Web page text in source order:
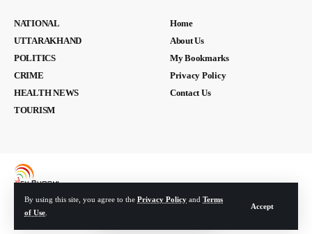
By using this site, you agree to the Privacy Policy and Terms
of Use
Accept
NATIONAL
UTTARAKHAND
POLITICS
CRIME
HEALTH NEWS
TOURISM
Home
About Us
My Bookmarks
Privacy Policy
Contact Us
© Devbhoomi Media. All Rights Reserved. | Developed By: